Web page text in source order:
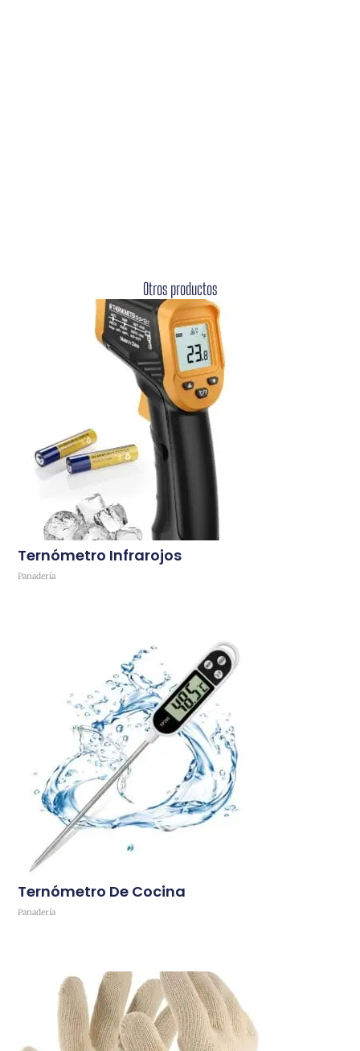
Otros productos
Ternómetro Infrarojos
Panadería
Ternómetro De Cocina
Panadería